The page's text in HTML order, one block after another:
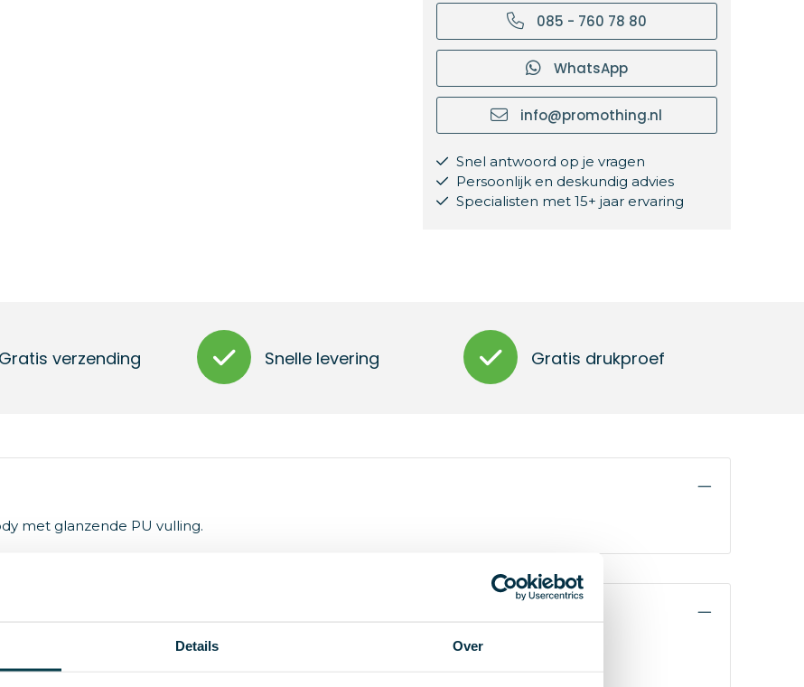
Details Over
085 - 760 78 80
WhatsApp
info@promothing.nl
Snel antwoord op je vragen
Persoonlijk en deskundig advies
Specialisten met 15+ jaar ervaring
Gratis verzending Snelle levering Gratis drukproef
met glanzende PU vulling.